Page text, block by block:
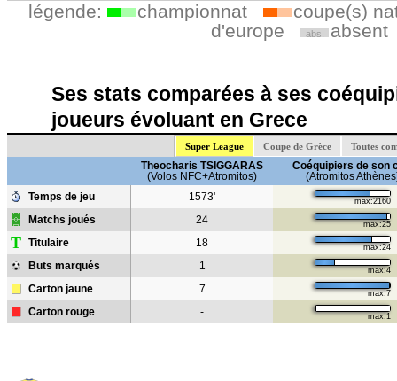
légende: championnat
coupe(s)
d'europe
abs. absent
Ses stats comparées à ses
joueurs évoluant en Grece
Super League Coupe de Grèce Toutes
Theocharis TSIGGARAS
(Volos NFC+Atromitos)
Coéquipiers de son
(Atromitos
Temps de jeu
1573' max:2160
Matchs joués 24 max:25
T Titulaire 18 max:24
Buts marqués 1 max:4
Carton jaune 7 max:7
Carton rouge - max:1